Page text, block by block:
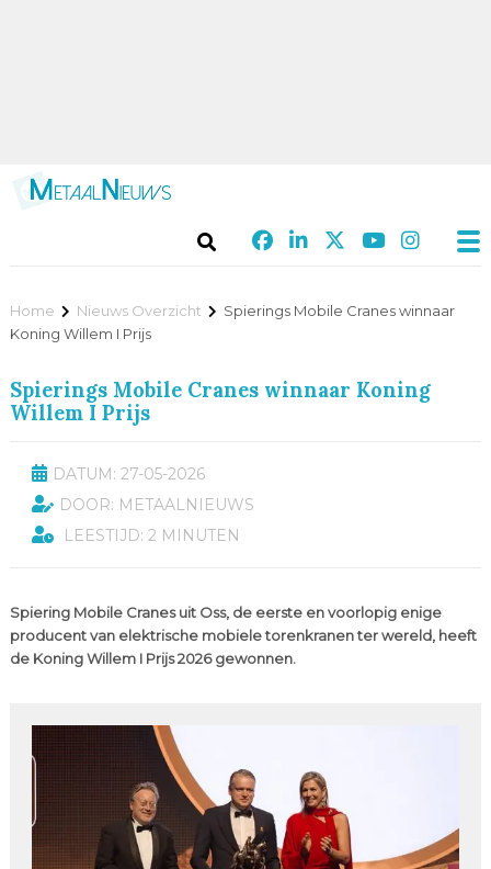
Home Nieuws Overzicht
Spierings Mobile Cranes winnaar
Koning Willem I Prijs
Spierings Mobile Cranes winnaar Koning
Willem I Prijs
DATUM: 27-05-2026
DOOR: METAALNIEUWS
LEESTIJD: 2 MINUTEN
Spiering Mobile Cranes uit Oss, de eerste en voorlopig enige
producent van elektrische mobiele torenkranen ter wereld, heeft
de Koning Willem I Prijs 2026 gewonnen.